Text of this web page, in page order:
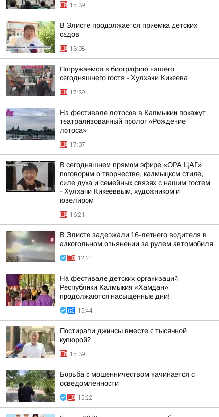
15:39
В Элисте продолжается приемка детских
садов
13:08
Погружаемся в биографию нашего
сегодняшнего гостя - Хулхачи Кикеева
17:39
На фестивале лотосов в Калмыкии покажут
театрализованный пролог «Рождение
лотоса»
17:07
В сегодняшнем прямом эфире «ОРА ЦАГ»
поговорим о творчестве, калмыцком стиле,
силе духа и семейных связях с нашим гостем
- Хулхачи Кикееввым, художником и
ювелиром
16:21
В Элисте задержали 16-летнего водителя в
алкогольном опьянении за рулем автомобиля
12:21
На фестивале детских организаций
Республики Калмыкия «Хамдан»
продолжаются насыщенные дни!
15:44
Постирали джинсы вместе с тысячной
купюрой?
15:39
Борьба с мошенничеством начинается с
осведомленности
15:22